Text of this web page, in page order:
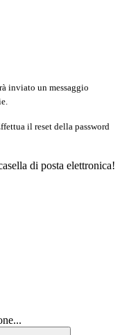
inviato un messaggio
il reset della password
di posta elettronica!